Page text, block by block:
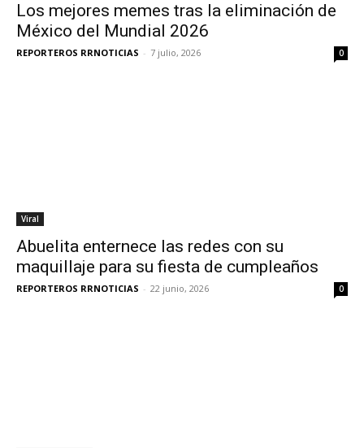
Los mejores memes tras la eliminación de
México del Mundial 2026
REPORTEROS RRNOTICIAS - 7 julio, 2026 0
Viral
Abuelita enternece las redes con su
maquillaje para su fiesta de cumpleaños
REPORTEROS RRNOTICIAS - 22 junio, 2026 0